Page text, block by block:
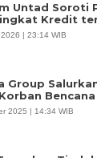
Untad Soroti
Kredit
| 23:14 WIB
Group
2025 | 14:34 WIB